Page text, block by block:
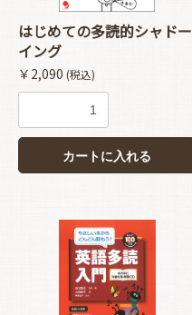
はじめての多読的シャドー
イング
￥2,090 (税込)
カートに入れる